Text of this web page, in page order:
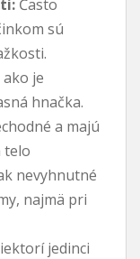
Často
sú
je
hnačka.
a majú
telo
nevyhnutné
najmä pri
jedinci